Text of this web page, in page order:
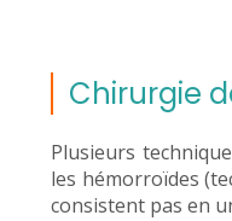
Chirurgie
Plusieurs
les hémorroïdes
consistent pas en